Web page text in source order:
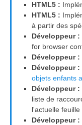
HTML5 :
HTML5 :
à partir des
Développeur :
for browser
Développeur :
Développeur :
objets enfants
Développeur :
liste de
l'actuelle feuille
Développeur :